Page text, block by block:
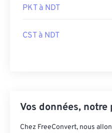
PKT à NDT
CST à NDT
Vos données,
Chez FreeConvert, nous